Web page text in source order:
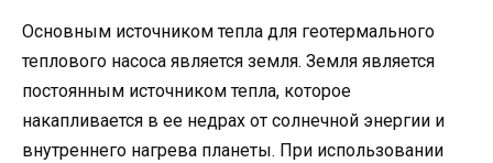
Основным источником тепла для геотермального
теплового насоса является земля. Земля является
постоянным источником тепла, которое
накапливается в ее недрах от солнечной энергии и
внутреннего нагрева планеты. При использовании